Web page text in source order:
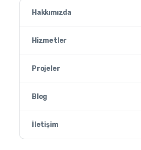
Hakkımızda
Hizmetler
Projeler
Blog
İletişim